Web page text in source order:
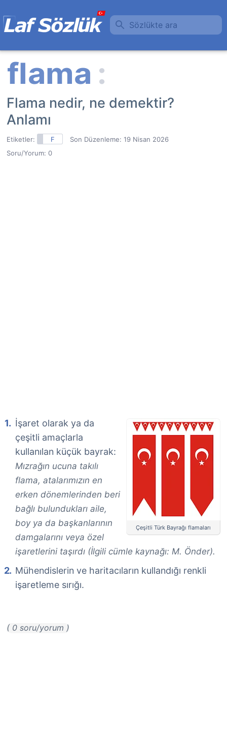
Sözlükte ara
Flama nedir, ne demektir?
Anlamı
Etiketler: F Son Düzenleme: 19 Nisan 2026
Soru/Yorum: 0
Çeşitli Türk Bayrağı flamaları
İşaret olarak ya da
çeşitli amaçlarla
kullanılan küçük bayrak:
Mızrağın ucuna takılı
flama, atalarımızın en
erken dönemlerinden beri
bağlı bulundukları aile,
boy ya da başkanlarının
damgalarını veya özel
işaretlerini taşırdı (İlgili cümle kaynağı: M. Önder).
Mühendislerin ve haritacıların kullandığı renkli
işaretleme sırığı.
( 0 soru/yorum )